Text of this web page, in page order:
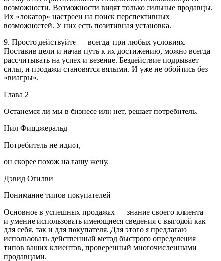
возможности. Возможности видят только сильные продавцы.
Их «локатор» настроен на поиск перспективных
возможностей. У них есть позитивная установка.
9. Просто действуйте — всегда, при любых условиях.
Поставив цели и начав путь к их достижению, можно всегда
рассчитывать на успех и везение. Бездействие подрывает
силы, и продажи становятся вялыми. И уже не обойтись без
«виагры».
Глава 2
Останемся ли мы в бизнесе или нет, решает потребитель.
Нил Фицджеральд
Потребитель не идиот,
он скорее похож на вашу жену.
Дэвид Огилви
Понимание типов покупателей
Основное в успешных продажах — знание своего клиента
и умение использовать имеющиеся сведения с выгодой как
для себя, так и для покупателя. Для этого я предлагаю
использовать действенный метод быстрого определения
типов ваших клиентов, проверенный многочисленными
продавцами.